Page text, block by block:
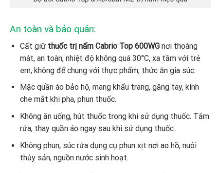
An toàn và bảo quản:
Cất giữ thuốc trị nấm Cabrio Top 600WGnơi thoáng
mát, an toàn, nhiệt độ không quá 30°C, xa tầm với trẻ
em, không để chung với thực phẩm, thức ăn gia súc.
Mặc quần áo bảo hộ, mang khẩu trang, găng tay, kính
che mắt khi pha, phun thuốc.
Không ăn uống, hút thuốc trong khi sử dụng thuốc. Tắm
rửa, thay quần áo ngay sau khi sử dụng thuốc.
Không phun, súc rửa dụng cụ phun xịt nơi ao hồ, nuôi
thủy sản, nguồn nước sinh hoạt.